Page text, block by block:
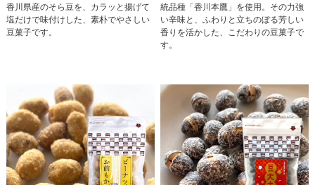
香川県産のそら豆を、カラッと揚げて
塩だけで味付けした、素朴でやさしい
豆菓子です。
統品種「香川本鷹」を使用。その力強
い辛味と、ふわりと立ちのぼる芳しい
香りを活かした、こだわりの豆菓子で
す。